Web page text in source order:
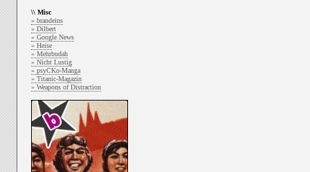
\\ Misc
» brandeins
» Dilbert
» Google News
» Heise
» Mehrbudah
» Nicht Lustig
» psyCKo-Manga
» Titanic-Magazin
» Weapons of Distraction